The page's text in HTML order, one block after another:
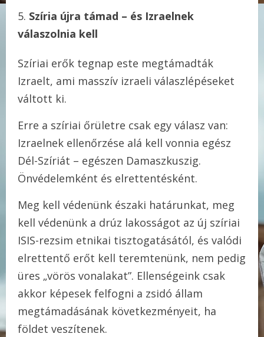
Szíria újra támad – és Izraelnek
válaszolnia kell
Szíriai erők tegnap este megtámadták
Izraelt, ami masszív izraeli válaszlépéseket
váltott ki.
Erre a szíriai őrületre csak egy válasz van:
Izraelnek ellenőrzése alá kell vonnia egész
Dél-Szíriát – egészen Damaszkuszig.
Önvédelemként és elrettentésként.
Meg kell védenünk északi határunkat, meg
kell védenünk a drúz lakosságot az új szíriai
ISIS-rezsim etnikai tisztogatásától, és valódi
elrettentő erőt kell teremtenünk, nem pedig
üres „vörös vonalakat”. Ellenségeink csak
akkor képesek felfogni a zsidó állam
megtámadásának következményeit, ha
földet veszítenek.